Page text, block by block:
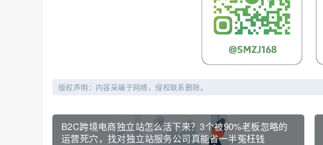
版权声明：内容采编于网络，侵权联系删除。
B2C跨境电商独立站怎么活下来？3个被90%老板忽略的
运营死穴，找对独立站服务公司真能省一半冤枉钱